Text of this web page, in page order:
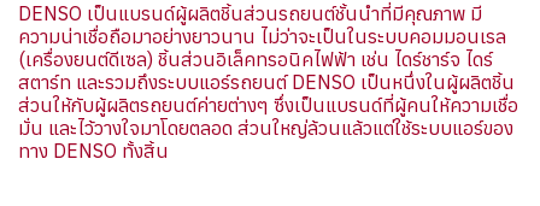
DENSO เป็นแบรนด์ผู้ผลิตชิ้นส่วนรถยนต์ชั้นนำที่มีคุณภาพ มี
ความน่าเชื่อถือมาอย่างยาวนาน ไม่ว่าจะเป็นในระบบคอมมอนเรล
(เครื่องยนต์ดีเซล) ชิ้นส่วนอิเล็คทรอนิคไฟฟ้า เช่น ไดร์ชาร์จ ไดร์
สตาร์ท และรวมถึงระบบแอร์รถยนต์ DENSO เป็นหนึ่งในผู้ผลิตชิ้น
ส่วนให้กับผู้ผลิตรถยนต์ค่ายต่างๆ ซึ่งเป็นแบรนด์ที่ผู้คนให้ความเชื่อ
มั่น และไว้วางใจมาโดยตลอด ส่วนใหญ่ล้วนแล้วแต่ใช้ระบบแอร์ของ
ทาง DENSO ทั้งสิ้น